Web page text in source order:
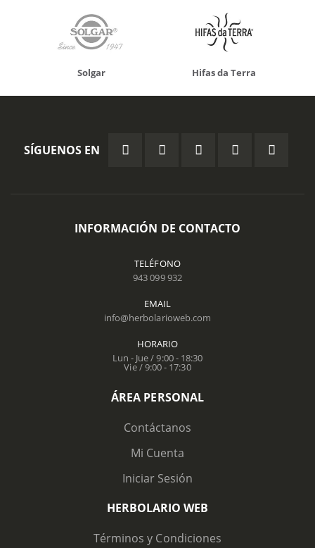
Solgar Hifas da Terra
SÍGUENOS EN
INFORMACIÓN DE CONTACTO
TELÉFONO
943 099 932
EMAIL
info@herbolarioweb.com
HORARIO
Lun - Jue / 9:00 - 18:30
Vie / 9:00 - 17:30
ÁREA PERSONAL
Contáctanos
Mi Cuenta
Iniciar Sesión
HERBOLARIO WEB
Términos y Condiciones